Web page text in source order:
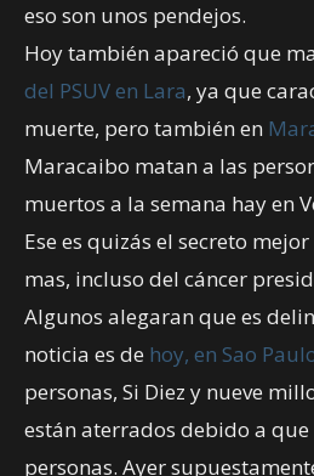
eso son unos pendejos.
Hoy también apareció que
del PSUV en Lara, ya que
muerte, pero también en
Maracaibo matan a las
muertos a la semana hay en
Ese es quizás el secreto
mas, incluso del cáncer
Algunos alegaran que es
noticia es de hoy, en Sao
personas, Si Diez y nueve
están aterrados debido a
personas. Ayer